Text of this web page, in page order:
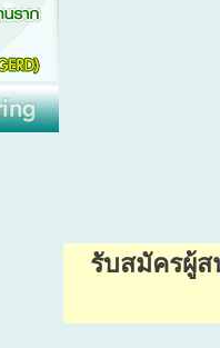
รับสมัครผู้